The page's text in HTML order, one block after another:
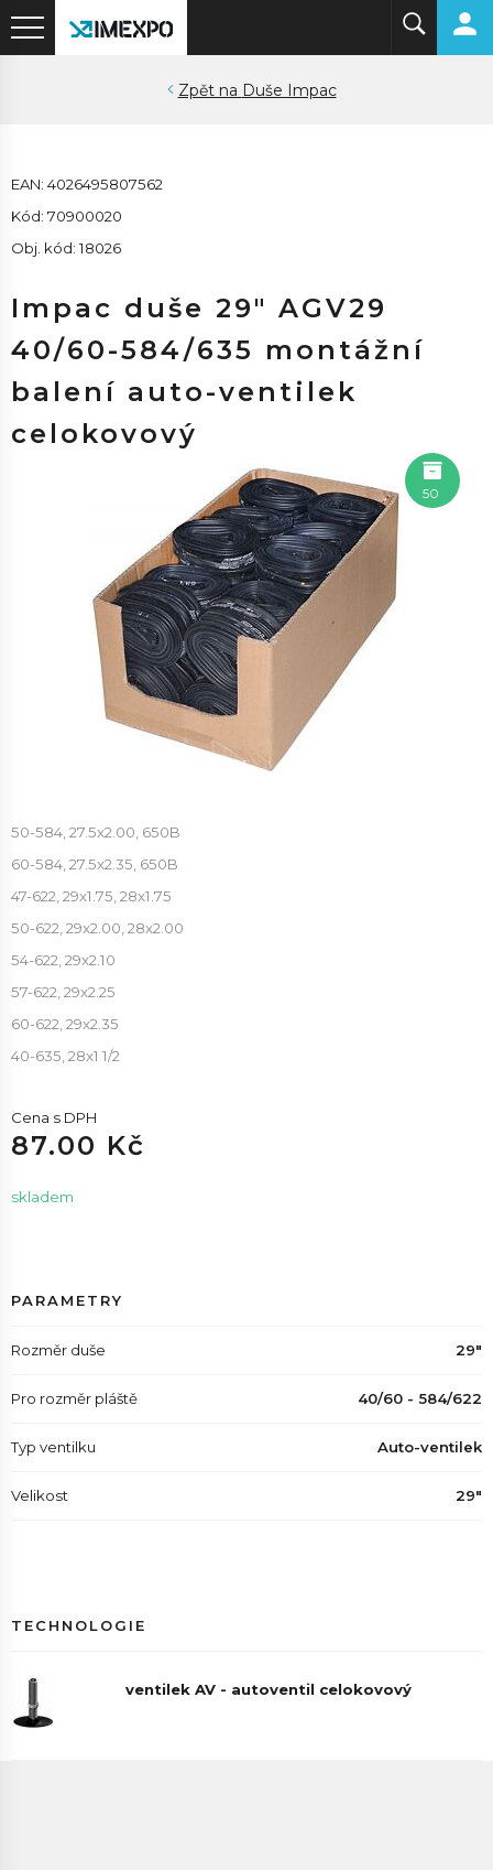
Duše Impac
EAN: 4026495807562
Kód: 70900020
Obj. kód: 18026
Impac duše 29" AGV29
40/60-584/635 montážní
balení auto-ventilek
celokovový
50
50-584, 27.5x2.00, 650B
60-584, 27.5x2.35, 650B
47-622, 29x1.75, 28x1.75
50-622, 29x2.00, 28x2.00
54-622, 29x2.10
57-622, 29x2.25
60-622, 29x2.35
40-635, 28x1 1/2
Cena s DPH
87.00 Kč
skladem
PARAMETRY
Rozměr duše 29"
Pro rozměr pláště 40/60 - 584/622
Typ ventilku Auto-ventilek
Velikost 29"
TECHNOLOGIE
ventilek AV - autoventil celokovový